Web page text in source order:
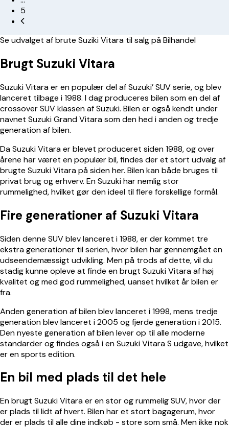
5
Se udvalget af brute Suziki Vitara til salg på Bilhandel
Brugt Suzuki Vitara
Suzuki Vitara er en populær del af Suzuki’ SUV serie, og blev
lanceret tilbage i 1988. I dag produceres bilen som en del af
crossover SUV klassen af Suzuki. Bilen er også kendt under
navnet Suzuki Grand Vitarasom den hed i anden og tredje
generation af bilen.
Da Suzuki Vitara er blevet produceret siden 1988, og over
årene har været en populær bil, findes der et stort udvalg af
brugte Suzuki Vitara på siden her. Bilen kan både bruges til
privat brug og erhverv. En Suzuki har nemlig stor
rummelighed, hvilket gør den ideel til flere forskellige formål.
Fire generationer af Suzuki Vitara
Siden denne SUV blev lanceret i 1988, er der kommet tre
ekstra generationer til serien, hvor bilen har gennemgået en
udseendemæssigt udvikling. Men på trods af dette, vil du
stadig kunne opleve at finde en brugt Suzuki Vitara af høj
kvalitet og med god rummelighed, uanset hvilket år bilen er
fra.
Anden generation af bilen blev lanceret i 1998, mens tredje
generation blev lanceret i 2005 og fjerde generation i 2015.
Den nyeste generation af bilen lever op til alle moderne
standarder og findes også i en Suzuki Vitara S udgave, hvilket
er en sports edition.
En bil med plads til det hele
En brugt Suzuki Vitara er en stor og rummelig SUV, hvor der
er plads til lidt af hvert. Bilen har et stort bagagerum, hvor
der er plads til alle dine indkøb - store som små. Men ikke nok